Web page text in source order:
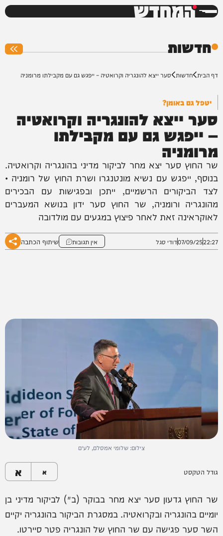
המחדש
חדשות
דף הבית חדשות סער ייצא להונגריה וקרואטיה – ייפגש גם עם מקבילתו מרומניה
יטפל גם באומן?
סער ייצא להונגריה וקרואטיה
– ייפגש גם עם מקבילתו
מרומניה
שר החוץ סער יצא מחר לביקור מדיני בהונגריה וקרואטיה.
בנוסף, ייפגש עם נשיא מונטנגרו ושרת החוץ של רומניה •
לצד הביקורים הרשמיים, ייתכן ובפגישות עם הבכירים
מהונגריה ורומניה, שר החוץ סער ידון בנושא המעברים
לאוקראינה זאת לאחר פיצוץ במגעים עם מולדובה
22:27
07/09/25דודי סגל אין תגובות שיתוף הכתבה
צילום: שלומי אמסלם, לע״ם
גודל הטקסט א א
שר החוץ גדעון סער יצא מחר בבוקר (ב׳) לביקור מדיני בן
יומיים בהונגריה ובקרואטיה. במסגרת הביקור בהונגריה יקיים
השר סער פגישה עם שר החוץ של הונגריה פטר סיירטו.